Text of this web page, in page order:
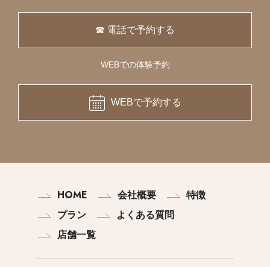
☎ 電話で予約する
WEBでの体験予約
WEBで予約する
HOME 会社概要
特徴
プラン
よくある質問
店舗一覧